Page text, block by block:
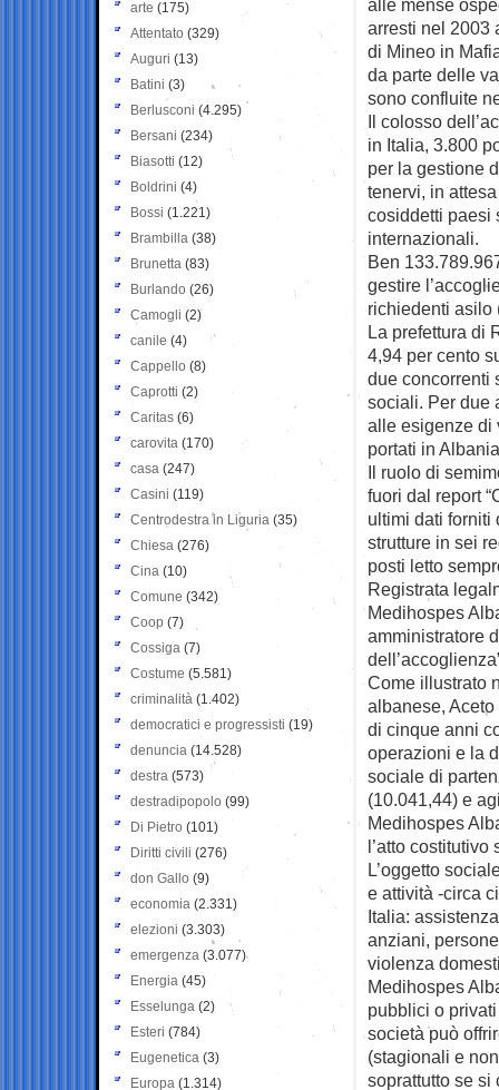
alle mense
arresti nel 2003
di Mineo in
da parte delle
sono confluite
Il colosso
in Italia, 3.800
per la gestione
tenervi, in
cosiddetti paesi
internazionali.
Ben
gestire
richiedenti asilo
La prefettura di
4,94 per cento
due concorrenti
sociali. Per due
alle esigenze di
portati in
Il ruolo di
fuori dal report
ultimi dati forniti
strutture in sei
posti letto
Registrata
Medihospes
amministratore
Come illustrato
albanese,
di cinque anni
operazioni e la
sociale di
(10.041,44) e
Medihospes
l’atto costitutivo
L’oggetto
e attività -circa
Italia:
anziani,
violenza
Medihospes
pubblici o
società può
(stagionali e
soprattutto se
arte (175)
Attentato (329)
Auguri (13)
Batini (3)
Berlusconi (4.295)
Bersani (234)
Biasotti (12)
Boldrini (4)
Bossi (1.221)
Brambilla (38)
Brunetta (83)
Burlando (26)
Camogli (2)
canile (4)
Cappello (8)
Caprotti (2)
Caritas (6)
carovita (170)
casa (247)
Casini (119)
Centrodestra in Liguria (35)
Chiesa (276)
Cina (10)
Comune (342)
Coop (7)
Cossiga (7)
Costume (5.581)
criminalità (1.402)
democratici e progressisti (19)
denuncia (14.528)
destra (573)
destradipopolo (99)
Di Pietro (101)
Diritti civili (276)
don Gallo (9)
economia (2.331)
elezioni (3.303)
emergenza (3.077)
Energia (45)
Esselunga (2)
Esteri (784)
Eugenetica (3)
Europa (1.314)